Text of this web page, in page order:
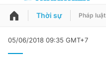
QUẢNG CÁO
Thời sự Pháp luật
05/06/2018 09:35 GMT+7